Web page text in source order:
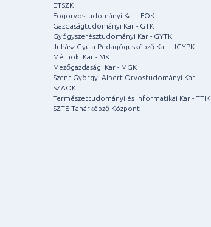
ETSZK
Fogorvostudományi Kar - FOK
Gazdaságtudományi Kar - GTK
Gyógyszerésztudományi Kar - GYTK
Juhász Gyula Pedagógusképző Kar - JGYPK
Mérnöki Kar - MK
Mezőgazdasági Kar - MGK
Szent-Györgyi Albert Orvostudományi Kar -
SZAOK
Természettudományi és Informatikai Kar - TTIK
SZTE Tanárképző Központ